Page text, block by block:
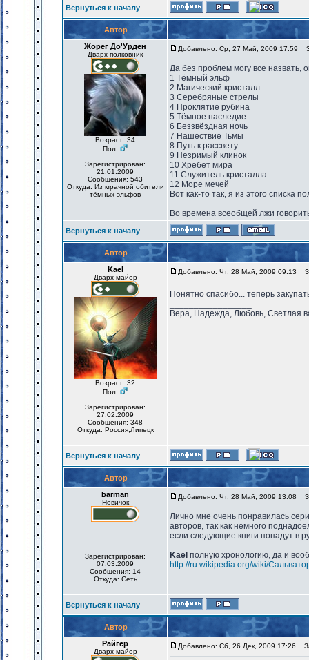
Вернуться к началу
Автор
Жорег До'Урден
Дварх-полковник
Возраст: 34
Пол:
Зарегистрирован:
21.01.2009
Сообщения: 543
Откуда: Из мрачной обители
тёмных эльфов
Добавлено: Ср, 27 Май, 2009 17:59
Да без проблем могу все назвать,
1 Тёмный эльф
2 Магический кристалл
3 Серебряные стрелы
4 Проклятие рубина
5 Тёмное наследие
6 Беззвёздная ночь
7 Нашествие Тьмы
8 Путь к рассвету
9 Незримый клинок
10 Хребет мира
11 Служитель кристалла
12 Море мечей
Вот как-то так, я из этого списка
Во времена всеобщей лжи
Вернуться к началу
Автор
Kael
Дварх-майор
Возраст: 32
Пол:
Зарегистрирован:
27.02.2009
Сообщения: 348
Откуда: Россия,Липецк
Добавлено: Чт, 28 Май, 2009 09:13
Понятно спасибо... теперь
Вера, Надежда, Любовь, Светлая
Вернуться к началу
Автор
barman
Новичок
Зарегистрирован:
07.03.2009
Сообщения: 14
Откуда: Сеть
Добавлено: Чт, 28 Май, 2009 13:08
Лично мне очень понравилась
авторов, так как немного
если следующие книги попадут в
Kael полную хронологию, да и
http://ru.wikipedia.org/wiki/
Вернуться к началу
Автор
Райгер
Дварх-майор
Добавлено: Сб, 26 Дек, 2009 17:26